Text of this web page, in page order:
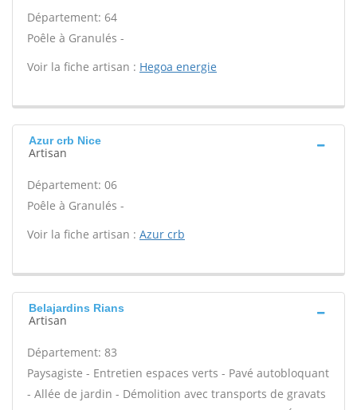
Département: 64
Poêle à Granulés -
Voir la fiche artisan : Hegoa energie
Azur crb Nice
Artisan
Département: 06
Poêle à Granulés -
Voir la fiche artisan : Azur crb
Belajardins Rians
Artisan
Département: 83
Paysagiste - Entretien espaces verts - Pavé autobloquant
- Allée de jardin - Démolition avec transports de gravats